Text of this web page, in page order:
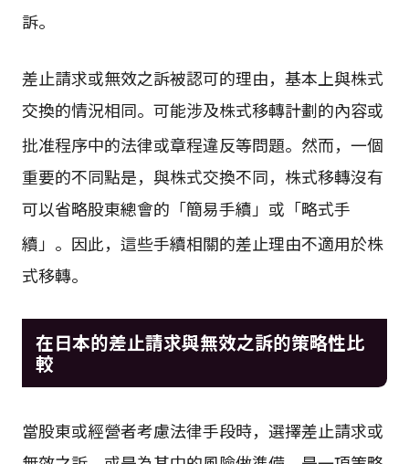
訴。
差止請求或無效之訴被認可的理由，基本上與株式
交換的情況相同。可能涉及株式移轉計劃的內容或
批准程序中的法律或章程違反等問題。然而，一個
重要的不同點是，與株式交換不同，株式移轉沒有
可以省略股東總會的「簡易手續」或「略式手
續」 。因此，這些手續相關的差止理由不適用於株
式移轉。
在日本的差止請求與無效之訴的策略性比
較
當股東或經營者考慮法律手段時，選擇差止請求或